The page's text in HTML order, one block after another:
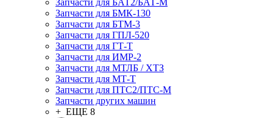
Запчасти для БАТ2/БАТ-М
Запчасти для БМК-130
Запчасти для БТМ-3
Запчасти для ГПЛ-520
Запчасти для ГТ-Т
Запчасти для ИМР-2
Запчасти для МТЛБ / ХТЗ
Запчасти для МТ-Т
Запчасти для ПТС2/ПТС-М
Запчасти других машин
+ ЕЩЕ 8